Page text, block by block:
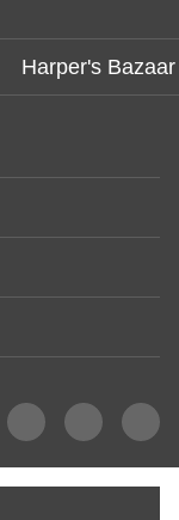
Harper's Bazaar